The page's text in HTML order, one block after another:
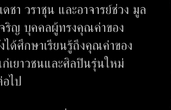
า วราชุน และอาจารย์ช่วง มูล
จริญ บุคคลผู้ทรงคุณค่าของ
ได้ศึกษาเรียนรู้ถึงคุณค่าของ
เยาวชนและศิลปินรุ่นใหม่
ไป